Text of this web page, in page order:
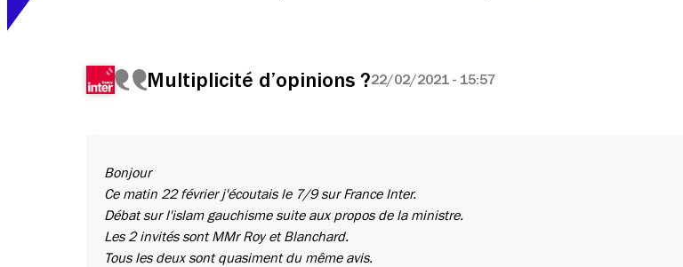
Multiplicité d’opinions ?22/02/2021 - 15:57
Bonjour
Ce matin 22 février j'écoutais le 7/9 sur France Inter.
Débat sur l'islam gauchisme suite aux propos de la ministre.
Les 2 invités sont MMr Roy et Blanchard.
Tous les deux sont quasiment du même avis.